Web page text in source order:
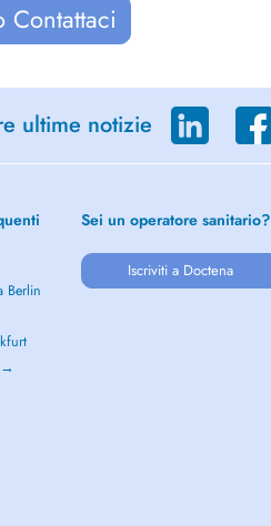
Contattaci
ultime notizie
Berlin
→
Sei un operatore sanitario?
Iscriviti a Doctena